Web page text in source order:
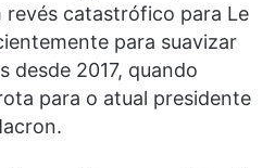
revés catastrófico para Le
para suavizar
desde 2017, quando
para o atual presidente